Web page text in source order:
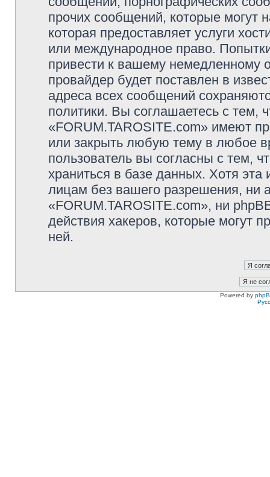
прочих сообщений, которые могут
которая предоставляет услуги
или международное право.
привести к вашему немедленному
провайдер будет поставлен в
адреса всех сообщений
политики. Вы соглашаетесь с тем,
«FORUM.TAROSITE.com» имеют
или закрыть любую тему в любое
пользователь вы согласны с тем,
храниться в базе данных. Хотя
лицам без вашего разрешения, ни
«FORUM.TAROSITE.com», ни
действия хакеров, которые могут
ней.
Powered by